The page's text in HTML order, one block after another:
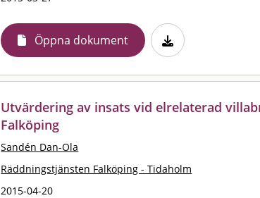
Öppna dokument
Utvärdering av insats vid elrelaterad
Falköping
Sandén Dan-Ola
Räddningstjänsten Falköping - Tidaholm
2015-04-20